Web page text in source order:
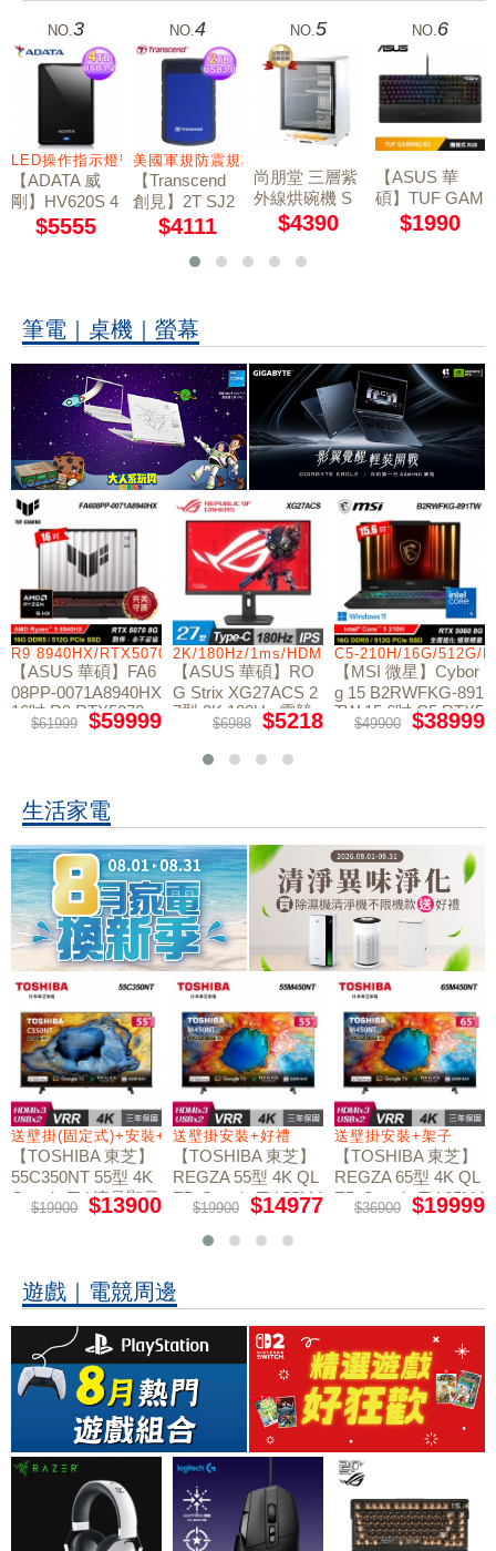
聲道
NO.3
LED操作指示燈號
【ADATA 威
剛】HV620S 4
TB 2.5吋行動
$5555
NO. 4
美國軍規防震規格
【Transcend
創見】2T SJ2
5H3B USB3.0
軍規防震硬碟
$4111
NO.5
尚朋堂 三層紫
外線烘碗機 S
D-1566
$4390
NO. 6
【ASUS 華
碩】TUF GAM
ING K3 RGB
機械鍵盤【青
$1990
筆電｜桌機｜螢幕
R9 8940HX/RTX5070/512GB/16G
【ASUS 華碩】FA6
08PP-0071A8940HX
16吋 R9 RTX5070
電競筆電
$61999 $59999
2K/180Hz/1ms/HDMI/DP/IPS/Type-C
【ASUS 華碩】RO
G Strix XG27ACS 2
7型 2K 180Hz 電競
$6988 $5218
C5-210H/16G/512G/
【MSI 微星】Cybor
g 15 B2RWFKG-891
TW 15.6吋 C5 RTX5
060 電競筆電
$49900 $38999
生活家電
送壁掛(固定式)+安裝+好禮贈
【TOSHIBA 東芝】
55C350NT 55型 4K
Google TV 液晶顯示
器｜含壁掛(固定式)
$19900 $13900
送壁掛安裝+好禮
【TOSHIBA 東芝】
REGZA 55型 4K QL
ED Google TV 55M4
50NT液晶顯示器｜
含壁掛(固定式)+安
$19900 $14977
送壁掛安裝+架子
【TOSHIBA 東芝】
REGZA 65型 4K QL
ED Google TV 65M4
50NT液晶顯示器｜
$36900 $19999
遊戲｜電競周邊